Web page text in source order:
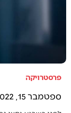
פרסטרויקה
ספטמבר 15, 2022